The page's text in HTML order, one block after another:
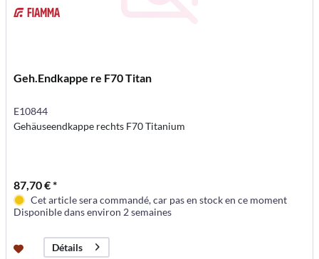
Geh.Endkappe re F70 Titan
E10844
Gehäuseendkappe rechts F70 Titanium
87,70 € *
Cet article sera commandé, car pas en stock en ce moment
Disponible dans environ 2 semaines
Détails